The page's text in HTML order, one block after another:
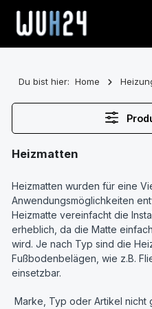
Zum Hauptinhalt springen
Du bist hier: Home
Heizmatten
Heizmatten wurden für eine
Anwendungsmöglichkeiten
Heizmatte vereinfacht die
erheblich, da die Matte
wird. Je nach Typ sind die
Fußbodenbelägen, wie z.B.
einsetzbar.
Marke, Typ oder Artikel nicht